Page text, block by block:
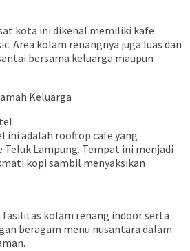
kota ini dikenal memiliki kafe
Area kolam renangnya juga luas dan
bersama keluarga maupun
Keluarga
ini adalah rooftop cafe yang
Teluk Lampung. Tempat ini menjadi
kopi sambil menyaksikan
kolam renang indoor serta
beragam menu nusantara dalam